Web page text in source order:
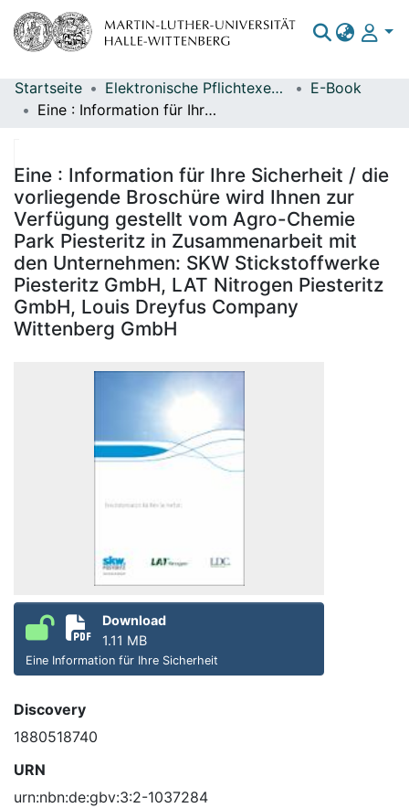
Bereiche & Sammlungen
Statistiken
Startseite Elektronische Pflichtexemplare
E-Book
Eine : Information für Ihre Sicherheit / die vorliegende Broschüre wird Ihnen zur Verfügung gestellt vom Agro-Chemie Park Piesteritz in Zusammenarbeit mit den Unternehmen: SKW Stickstoffwerke Piesteritz GmbH, LAT Nitrogen Piesteritz GmbH, Louis Dreyfus Company Wittenberg GmbH
Eine : Information für Ihre Sicherheit / die
vorliegende Broschüre wird Ihnen zur
Verfügung gestellt vom Agro-Chemie
Park Piesteritz in Zusammenarbeit mit
den Unternehmen: SKW Stickstoffwerke
Piesteritz GmbH, LAT Nitrogen Piesteritz
GmbH, Louis Dreyfus Company
Wittenberg GmbH
Download
1.11 MB
Eine Information für Ihre Sicherheit
Discovery
1880518740
URN
urn:nbn:de:gbv:3:2-1037284